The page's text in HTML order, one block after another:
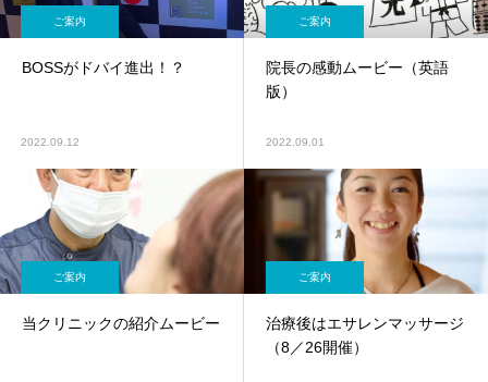
ご案内
BOSSがドバイ進出！？
2022.09.12
ご案内
院長の感動ムービー（英語
版）
2022.09.01
ご案内
当クリニックの紹介ムービー
ご案内
治療後はエサレンマッサージ
（8／26開催）